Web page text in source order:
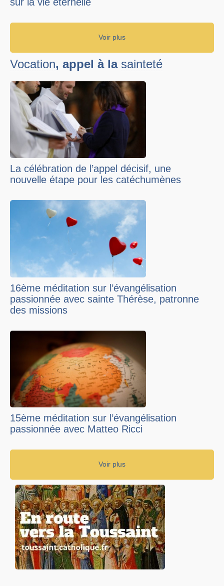
Voir plus
Vocation, appel à la sainteté
La célébration de l’appel décisif, une
nouvelle étape pour les catéchumènes
16ème méditation sur l’évangélisation
passionnée avec sainte Thérèse, patronne
des missions
15ème méditation sur l’évangélisation
passionnée avec Matteo Ricci
Voir plus